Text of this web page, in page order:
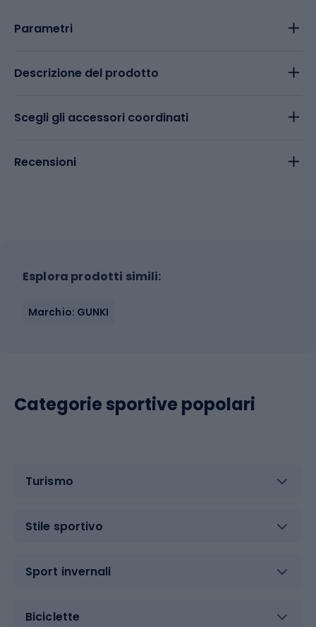
Parametri
Descrizione del prodotto
Scegli gli accessori coordinati
Recensioni
Esplora prodotti simili:
Marchio: GUNKI
Categorie sportive popolari
Turismo
Stile sportivo
Sport invernali
Biciclette